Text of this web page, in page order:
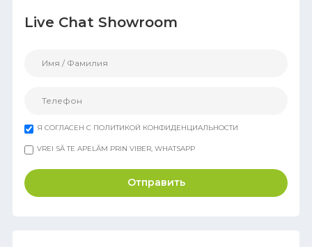
Live Chat Showroom
Я СОГЛАСЕН С ПОЛИТИКОЙ КОНФИДЕНЦИАЛЬНОСТИ
VREI SĂ TE APELĂM PRIN VIBER, WHATSAPP
Отправить